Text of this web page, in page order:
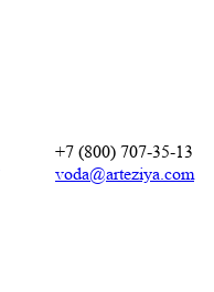
+7 (800) 707-35-13
voda@arteziya.com